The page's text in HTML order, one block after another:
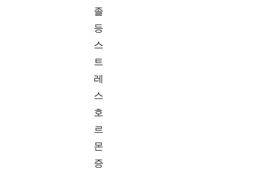
졸
등
스
트
레
스
호
르
몬
증